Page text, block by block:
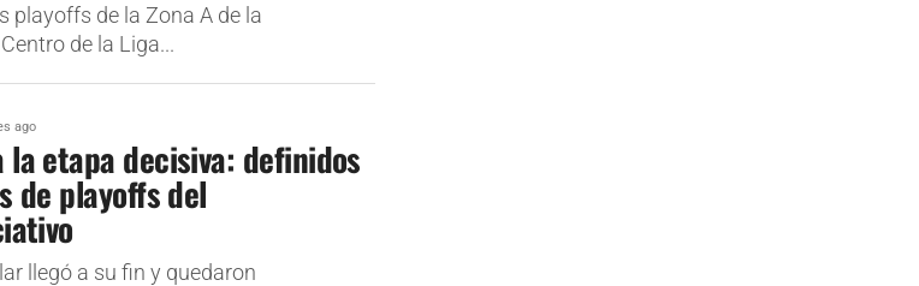
playoffs de la Zona A de la
de la Liga...
ago
la etapa decisiva: definidos
de playoffs del
llegó a su fin y quedaron